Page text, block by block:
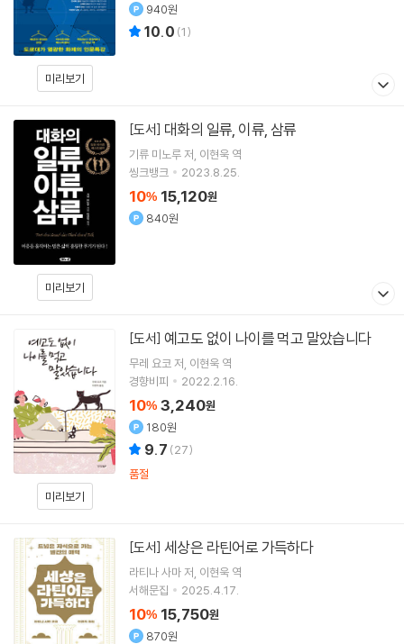
미리보기
940원
10.0 (1)
미리보기
[도서] 대화의 일류, 이류, 삼류
기류 미노루저 이현욱 역
씽크뱅크
2023.8.25.
10% 15,120원
840원
미리보기
[도서] 예고도 없이 나이를 먹고 말았습니다
무레 요코 저 이현욱 역
경향비피
2022.2.16.
10% 3,240원
180원
9.7 (27)
품절
[도서] 세상은 라틴어로 가득하다
라티나 사마저 이현욱 역
서해문집
2025.4.17.
10% 15,750원
870원